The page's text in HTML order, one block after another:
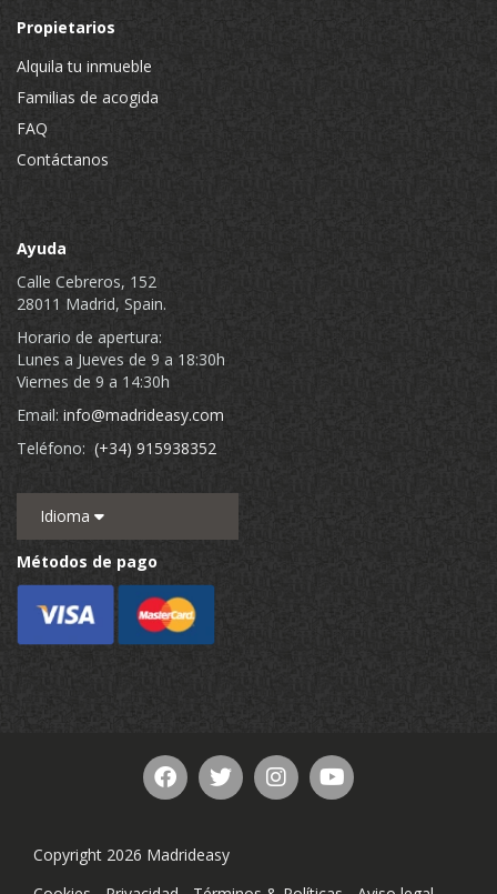
Propietarios
Alquila tu inmueble
Familias de acogida
FAQ
Contáctanos
Ayuda
Calle Cebreros, 152
28011 Madrid, Spain.
Horario de apertura:
Lunes a Jueves de 9 a 18:30h
Viernes de 9 a 14:30h
Email: info@madrideasy.com
Teléfono: (+34) 915938352
Idioma
Métodos de pago
Copyright 2026 Madrideasy